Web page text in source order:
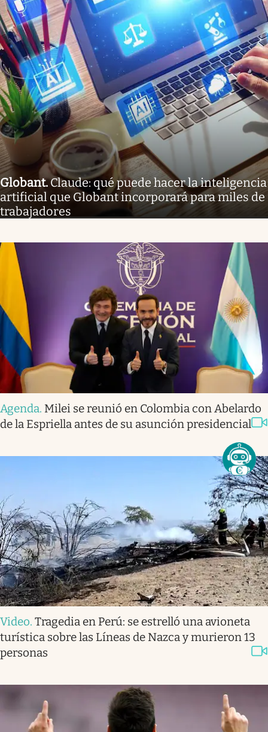
Globant.Claude: qué puede hacer la inteligencia
artificial que Globant incorporará para miles de
trabajadores
Agenda. Milei se reunió en Colombia con Abelardo
de la Espriella antes de su asunción presidencial
Video. Tragedia en Perú: se estrelló una avioneta
turística sobre las Líneas de Nazca y murieron 13
personas